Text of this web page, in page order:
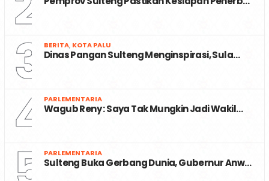
3 BERITA, KOTA PALU
Dinas Pangan Sulteng Menginspirasi, Sula…
4 PARLEMENTARIA
Wagub Reny : Saya Tak Mungkin Jadi Wakil…
PARLEMENTARIA
Sulteng Buka Gerbang Dunia, Gubernur Anw…